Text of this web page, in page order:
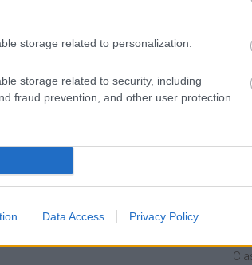
storage related to personalization.
storage related to security, including
fraud prevention, and other user protection.
Data Access Privacy Policy